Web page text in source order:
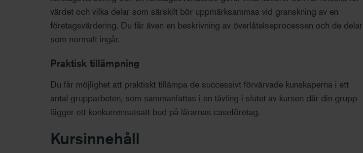
värdet och vilka delar som särskilt bör uppmärksammas vid granskning av en
företagsvärdering. Du får även en beskrivning av överlåtelseprocessen och de delar
som normalt ingår.
Praktisk tillämpning
Du får möjlighet att praktiskt tillämpa de successivt förvärvade kunskaperna i ett
antal grupparbeten, som sammanfattas i en tävling i slutet av kursen där din grupp
lägger ett konkurrensutsatt bud på lärarnas caseföretag.
Kursinnehåll